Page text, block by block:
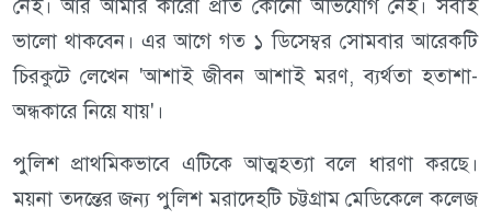
নেই। আর আমার কারো প্রতি কোনো অভিযোগ নেই। সবাই
ভালো থাকবেন। এর আগে গত ১ ডিসেম্বর সোমবার আরেকটি
চিরকুটে লেখেন 'আশাই জীবন আশাই মরণ, ব্যর্থতা হতাশা-
অন্ধকারে নিয়ে যায়'।
পুলিশ প্রাথমিকভাবে এটিকে আত্মহত্যা বলে ধারণা করছে।
ময়না তদন্তের জন্য পুলিশ মরাদেহটি চট্টগ্রাম মেডিকেলে কলেজ